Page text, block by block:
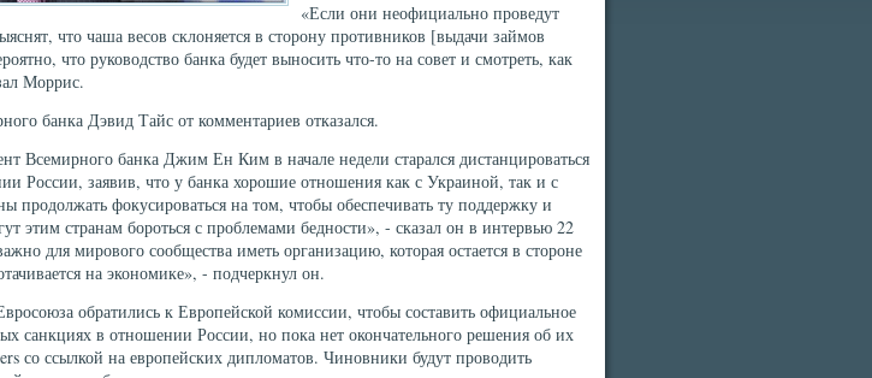
«Если они неофициально проведут
что чаша весов склоняется в сторону противников [выдачи займов
что руководство банка будет выносить что-то на совет и смотреть, как
Моррис.
банка Дэвид Тайс от комментариев отказался.
Всемирного банка Джим Ен Ким в начале недели старался дистанцироваться
России, заявив, что у банка хорошие отношения как с Украиной, так и с
продолжать фокусироваться на том, чтобы обеспечивать ту поддержку и
этим странам бороться с проблемами бедности», - сказал он в интервью 22
для мирового сообщества иметь организацию, которая остается в стороне
на экономике», - подчеркнул он.
обратились к Европейской комиссии, чтобы составить официальное
санкциях в отношении России, но пока нет окончательного решения об их
со ссылкой на европейских дипломатов. Чиновники будут проводить